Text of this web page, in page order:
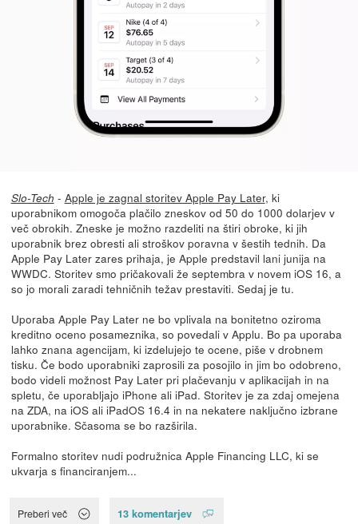
Slo-Tech - Apple je zagnal storitev Apple Pay Later, ki
uporabnikom omogoča plačilo zneskov od 50 do 1000 dolarjev v
več obrokih. Zneske je možno razdeliti na štiri obroke, ki jih
uporabnik brez obresti ali stroškov poravna v šestih tednih. Da
Apple Pay Later zares prihaja, je Apple predstavil lani junija na
WWDC. Storitev smo pričakovali že septembra v novem iOS 16, a
so jo morali zaradi tehničnih težav prestaviti. Sedaj je tu.
Uporaba Apple Pay Later ne bo vplivala na bonitetno oziroma
kreditno oceno posameznika, so povedali v Applu. Bo pa uporaba
lahko znana agencijam, ki izdelujejo te ocene, piše v drobnem
tisku. Če bodo uporabniki zaprosili za posojilo in jim bo odobreno,
bodo videli možnost Pay Later pri plačevanju v aplikacijah in na
spletu, če uporabljajo iPhone ali iPad. Storitev je za zdaj omejena
na ZDA, na iOS ali iPadOS 16.4 in na nekatere naključno izbrane
uporabnike. Sčasoma se bo razširila.
Formalno storitev nudi podružnica Apple Financing LLC, ki se
ukvarja s financiranjem...
Preberi več 13 komentarjev